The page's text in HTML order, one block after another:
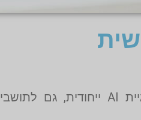
באריאל קומפורט תוכל לקבל מדרסים בהתאמה מדויקת – באמצעות סריקה תלת־ממדית וטכנולוגיית AI ייחודית, גם לתושבי